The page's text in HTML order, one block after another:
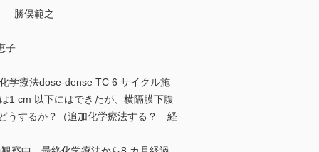
勝俣範之
子
学療法dose-dense TC 6 サイクル施
1 cm 以下にはできたが、横隔膜下腹
うするか？（追加化学療法する？ 経